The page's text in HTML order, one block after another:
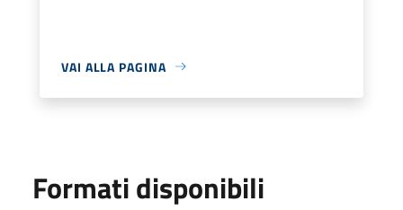
VAI ALLA PAGINA
Formati disponibili